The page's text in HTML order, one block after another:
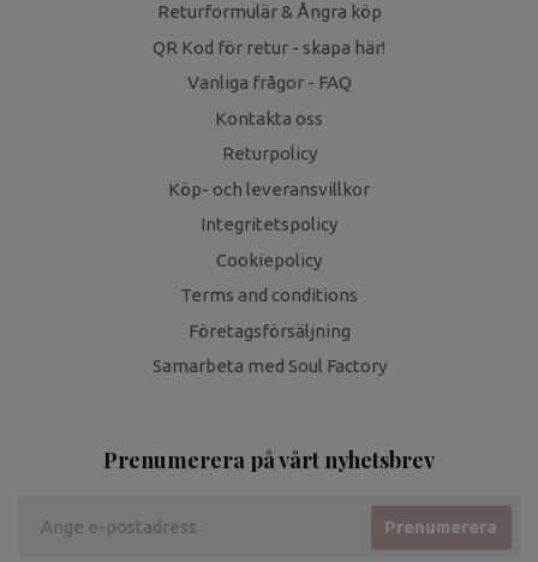
Returformulär & Ångra köp
QR Kod för retur - skapa här!
Vanliga frågor - FAQ
Kontakta oss
Returpolicy
Köp- och leveransvillkor
Integritetspolicy
Cookiepolicy
Terms and conditions
Företagsförsäljning
Samarbeta med Soul Factory
Prenumerera på vårt nyhetsbrev
Prenumerera